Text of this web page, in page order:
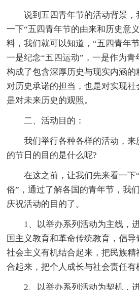
说到五四青年节的活动背景
一下“五四青年节的由来和历史意
料，我们就可以知道，“五四青年
一是纪念“五四运动”，一是作为青
构成了包含深厚历史与现实内涵
对历史承诺的担当，也是对实现
是对未来历史的观照。
二、活动目的：
我们举行各种各样的活动，来
的节日的目的是什么呢?
在这之前，让我们先来看一下
俗”，通过了解各国的青年节，我
庆祝活动的目的了。
1、以举办系列活动为主线，
国主义教育和革命传统教育，倡
社会主义有机结合起来，把民族
合起来，把个人成长与社会责任有
2、以举办系列活动为契机，